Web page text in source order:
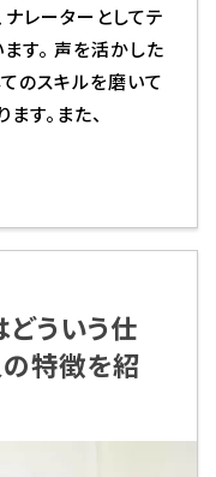
レーターとしてテ
す。 声を活かした
のスキルを磨いて
す。また、
ういう仕
特徴を紹